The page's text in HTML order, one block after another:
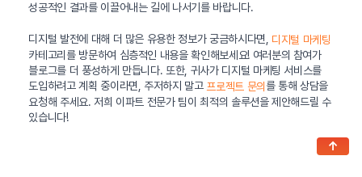
성공적인 결과를 이끌어내는 길에 나서기를 바랍니다.
디지털 발전에 대해 더 많은 유용한 정보가 궁금하시다면, 디지털 마케팅
카테고리를 방문하여 심층적인 내용을 확인해보세요! 여러분의 참여가
블로그를 더 풍성하게 만듭니다. 또한, 귀사가 디지털 마케팅 서비스를
도입하려고 계획 중이라면, 주저하지 말고 프로젝트 문의 를 통해 상담을
요청해 주세요. 저희 이파트 전문가 팀이 최적의 솔루션을 제안해드릴 수
있습니다!
↑